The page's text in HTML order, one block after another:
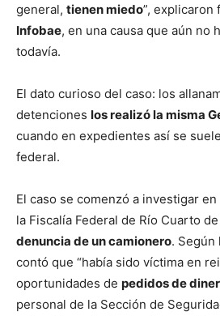
general, tienen miedo”, explicaron
Infobae, en una causa que aún no
todavía.
El dato curioso del caso: los
detenciones los realizó la misma
cuando en expedientes así se
federal.
El caso se comenzó a investigar
la Fiscalía Federal de Río Cuarto
denuncia de un camionero. Según
contó que “había sido víctima en
oportunidades de pedidos de
personal de la Sección de